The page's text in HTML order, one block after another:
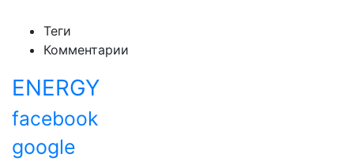
Теги
Комментарии
ENERGY
facebook
google